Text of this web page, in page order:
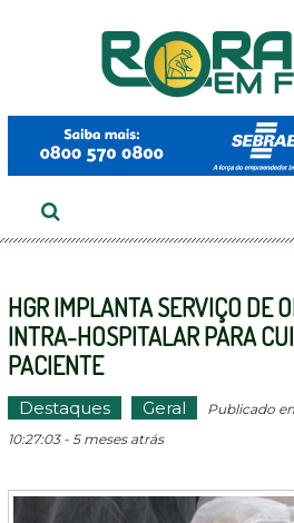
HGR IMPLANTA SERVIÇO DE
INTRA-HOSPITALAR PARA
PACIENTE
Destaques Geral
Publicado
10:27:03 - 5 meses atrás